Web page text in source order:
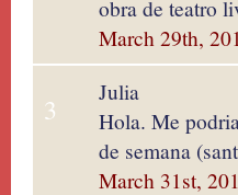
obra de teatro
March 29th,
3
Julia
Hola. Me
de semana
March 31st,